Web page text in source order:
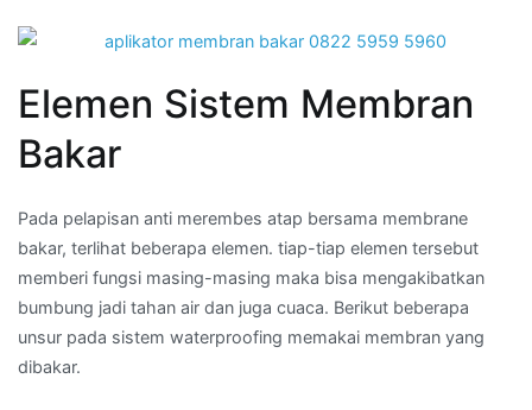
Elemen Sistem Membran
Bakar
Pada pelapisan anti merembes atap bersama membrane
bakar, terlihat beberapa elemen. tiap-tiap elemen tersebut
memberi fungsi masing-masing maka bisa mengakibatkan
bumbung jadi tahan air dan juga cuaca. Berikut beberapa
unsur pada sistem waterproofing memakai membran yang
dibakar.